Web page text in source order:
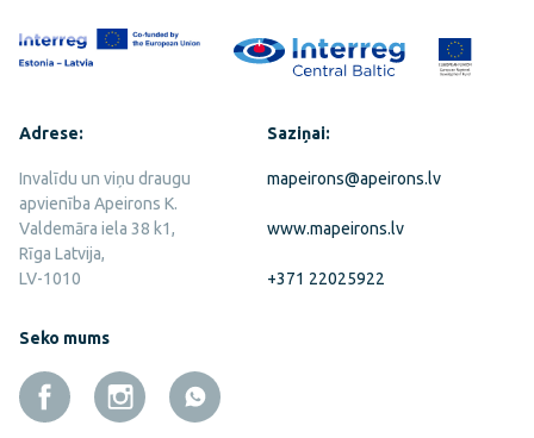
Adrese:
Invalīdu un viņu draugu
apvienība Apeirons K.
Valdemāra iela 38 k1,
Rīga Latvija,
LV-1010
Saziņai:
mapeirons@apeirons.lv
www.mapeirons.lv
+371 22025922
Seko mums